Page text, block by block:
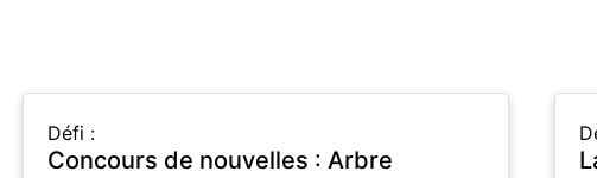
Défi :
Concours de nouvelles : Arbre